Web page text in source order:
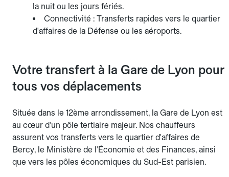
la nuit ou les jours fériés.
Connectivité : Transferts rapides vers le quartier
d'affaires de la Défense ou les aéroports.
Votre transfert à la Gare de Lyon pour
tous vos déplacements
Située dans le 12ème arrondissement, la Gare de Lyon est
au cœur d'un pôle tertiaire majeur. Nos chauffeurs
assurent vos transferts vers le quartier d'affaires de
Bercy, le Ministère de l'Économie et des Finances, ainsi
que vers les pôles économiques du Sud-Est parisien.